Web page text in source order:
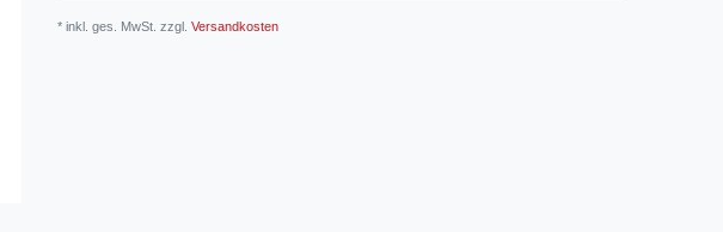
* inkl. ges. MwSt. zzgl. Versandkosten